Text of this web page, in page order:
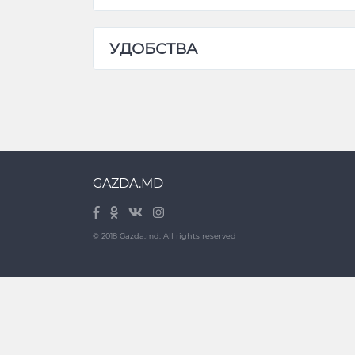
УДОБСТВА
GAZDA.MD
© 2018 Gazda.md. All rights reserved